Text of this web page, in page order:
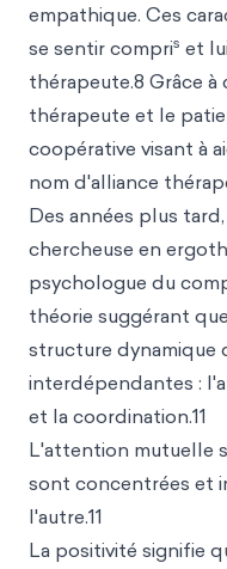
empathique. Ces
se sentir compris et
thérapeute.8 Grâce à
thérapeute et le
coopérative visant à
nom d'alliance
Des années plus
chercheuse en
psychologue du
théorie suggérant
structure dynamique
interdépendantes :
et la coordination.11
L'attention mutuelle
sont concentrées et
l'autre.11
La positivité signifie